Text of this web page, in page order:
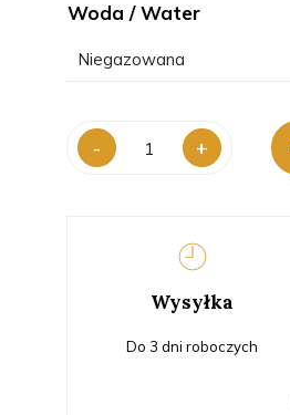
Woda / Water
-
ilość
Mateczny
Zgrzewka
+
Wysyłka
Do 3 dni roboczych